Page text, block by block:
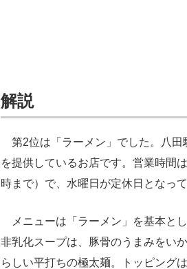
解説
第2位は「ラーメン」でした。八田
を提供しているお店です。営業時間
時まで）で、水曜日が定休日となって
メニューは「ラーメン」を基本と
非乳化スープは、豚骨のうまみをい
らしい平打ちの極太麺。トッピング